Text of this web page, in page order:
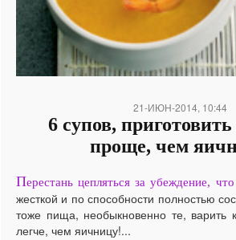
21-ИЮН-2014, 10:44
6 супов,
проще, чем
Перестань цепляться за убеждение,
жесткой и по способности полностью
тоже пища, необыкновенно те, варить
легче, чем яичницу!...